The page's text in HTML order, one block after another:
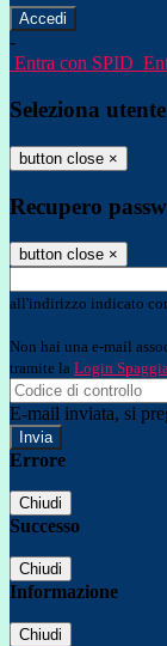
-
Entra con SPID
Seleziona utente
button close ×
Recupero
button close ×
all'indirizzo indicato
Non hai una e-mail
tramite la Login
E-mail inviata, si
Errore
Chiudi
Successo
Chiudi
Informazione
Chiudi